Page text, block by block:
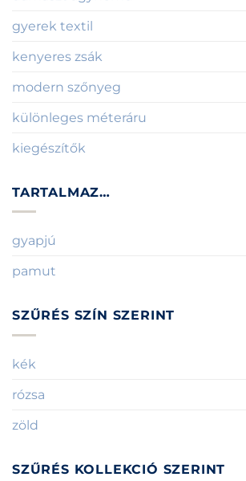
gyerek textil
kenyeres zsák
modern szőnyeg
különleges méteráru
kiegészítők
TARTALMAZ…
gyapjú
pamut
SZŰRÉS SZÍN SZERINT
kék
rózsa
zöld
SZŰRÉS KOLLEKCIÓ SZERINT